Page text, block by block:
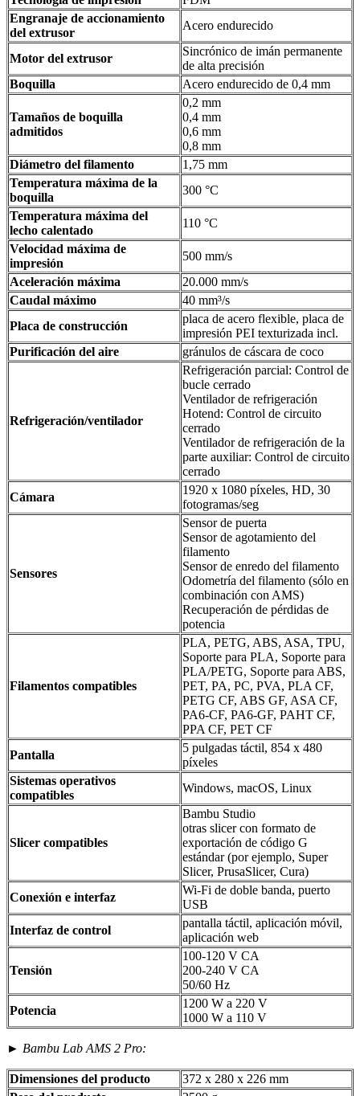
Engranaje de accionamiento
del extrusor
Acero endurecido
Motor del extrusor
Sincrónico de imán permanente
de alta precisión
Boquilla
Acero endurecido de 0,4 mm
Tamaños de boquilla
admitidos
0,2 mm
0,4 mm
0,6 mm
0,8 mm
Diámetro del filamento
1,75 mm
Temperatura máxima de la
boquilla
300 °C
Temperatura máxima del
lecho calentado
110 °C
Velocidad máxima de
impresión
500 mm/s
Aceleración máxima
20.000 mm/s
Caudal máximo
40 mm³/s
Placa de construcción
placa de acero flexible, placa de
impresión PEI texturizada incl.
Purificación del aire
gránulos de cáscara de coco
Refrigeración/ventilador
Refrigeración parcial: Control de
bucle cerrado
Ventilador de refrigeración
Hotend: Control de circuito
cerrado
Ventilador de refrigeración de la
parte auxiliar: Control de circuito
cerrado
Cámara
1920 x 1080 píxeles, HD, 30
fotogramas/seg
Sensores
Sensor de puerta
Sensor de agotamiento del
filamento
Sensor de enredo del filamento
Odometría del filamento (sólo en
combinación con AMS)
Recuperación de pérdidas de
potencia
Filamentos compatibles
PLA, PETG, ABS, ASA, TPU,
Soporte para PLA, Soporte para
PLA/PETG, Soporte para ABS,
PET, PA, PC, PVA, PLA CF,
PETG CF, ABS GF, ASA CF,
PA6-CF, PA6-GF, PAHT CF,
PPA CF, PET CF
Pantalla
5 pulgadas táctil, 854 x 480
píxeles
Sistemas operativos
compatibles
Windows, macOS, Linux
Slicer compatibles
Bambu Studio
otras slicer con formato de
exportación de código G
estándar (por ejemplo, Super
Slicer, PrusaSlicer, Cura)
Conexión e interfaz
Wi-Fi de doble banda, puerto
USB
Interfaz de control
pantalla táctil, aplicación móvil,
aplicación web
Tensión
100-120 V CA
200-240 V CA
50/60 Hz
Potencia
1200 W a 220 V
1000 W a 110 V
► Bambu Lab AMS 2 Pro:
Dimensiones del producto
372 x 280 x 226 mm